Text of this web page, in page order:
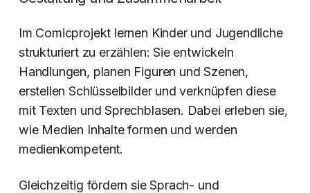
Im Comicprojekt lernen Kinder und Jugendliche
strukturiert zu erzählen: Sie entwickeln
Handlungen, planen Figuren und Szenen,
erstellen Schlüsselbilder und verknüpfen diese
mit Texten und Sprechblasen. Dabei erleben sie,
wie Medien Inhalte formen und werden
medienkompetent.
Gleichzeitig fördern sie Sprach- und